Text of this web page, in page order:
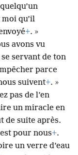
moi qu’il
+. »
avons vu
servant de ton
parce
suivent+. »
pas de l’en
un miracle en
de suite après.
pour nous+.
un verre d’eau